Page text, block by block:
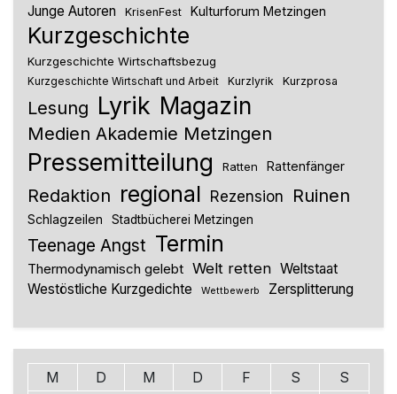
Junge Autoren KrisenFest Kulturforum Metzingen
Kurzgeschichte
Kurzgeschichte Wirtschaftsbezug
Kurzgeschichte Wirtschaft und Arbeit Kurzlyrik Kurzprosa
Lesung Lyrik Magazin
Medien Akademie Metzingen
Pressemitteilung Ratten Rattenfänger
Redaktion regional Rezension Ruinen
Schlagzeilen Stadtbücherei Metzingen
Teenage Angst Termin
Thermodynamisch gelebt Welt retten Weltstaat
Westöstliche Kurzgedichte
Wettbewerb Zersplitterung
M D M D F S
S